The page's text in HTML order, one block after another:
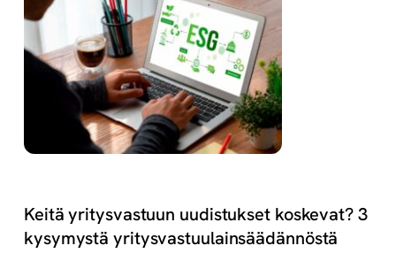
Keitä yritysvastuun uudistukset koskevat? 3
kysymystä yritysvastuulainsäädännöstä